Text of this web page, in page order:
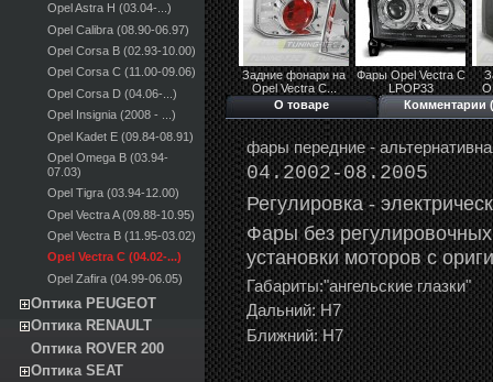
Opel Astra H (03.04-...)
Opel Calibra (08.90-06.97)
Opel Corsa B (02.93-10.00)
Opel Corsa C (11.00-09.06)
Opel Corsa D (04.06-...)
Opel Insignia (2008 - ...)
Opel Kadet E (09.84-08.91)
Opel Omega B (03.94-
07.03)
Opel Tigra (03.94-12.00)
Opel Vectra A (09.88-10.95)
Opel Vectra B (11.95-03.02)
Opel Vectra C (04.02-...)
Opel Zafira (04.99-06.05)
Оптика PEUGEOT
Оптика RENAULT
Оптика ROVER 200
Оптика SEAT
Задние фонари на
Opel Vectra С...
Фары Opel Vectra С
LPOP33
О товаре
Комментарии
фары передние -
04.2002-08.2005
Регулировка -э
Фары без
установки моторов с
Габариты:"ангельские глазки"
Дальний: Н7
Ближний: Н7